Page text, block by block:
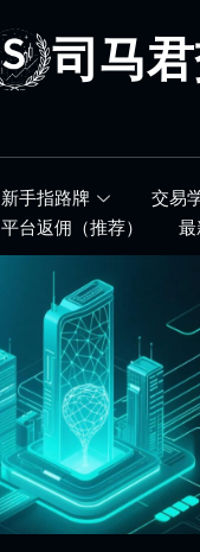
司马
新手指路牌 交易
平台返佣（推荐）